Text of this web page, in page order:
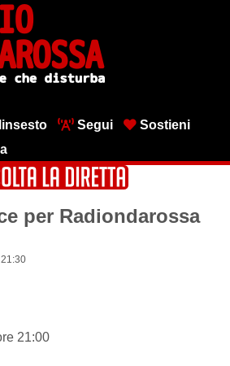
Segui
Sostieni
per Radiondarossa
21:00